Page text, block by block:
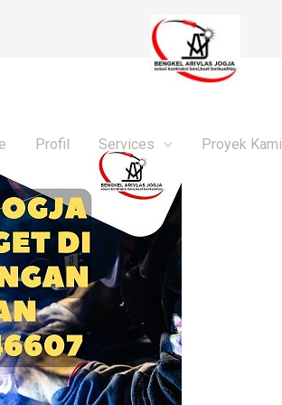
Profil Services Proyek Kami